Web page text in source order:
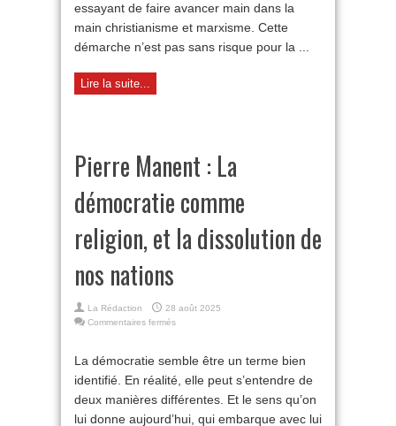
essayant de faire avancer main dans la
main christianisme et marxisme. Cette
démarche n’est pas sans risque pour la ...
Lire la suite...
Pierre Manent : La
démocratie comme
religion, et la dissolution de
nos nations
La Rédaction
28 août 2025
Commentaires ferméssur
:
La
comme
religion,
La démocratie semble être un terme bien
identifié. En réalité, elle peut s’entendre de
deux manières différentes. Et le sens qu’on
lui donne aujourd’hui, qui embarque avec lui